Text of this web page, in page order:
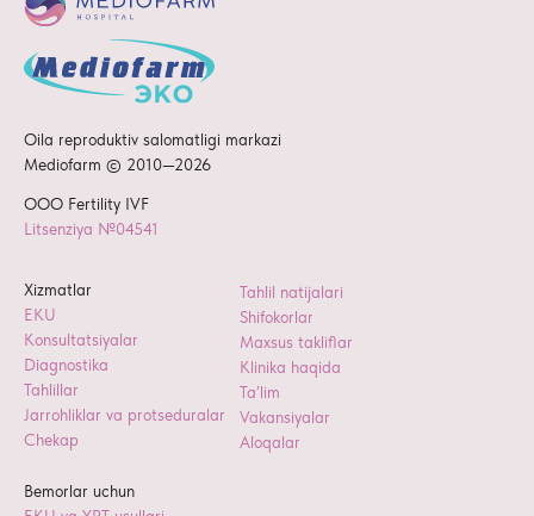
ООО Fertility IVF
Litsenziya №04541
Tahlil natijalari
Shifokorlar
Maxsus takliflar
Klinika haqida
Ta’lim
Vakansiyalar
Aloqalar
Bemorlar uchun
Xizmatlar
EKU
Konsultatsiyalar
Diagnostika
Tahlillar
Jarrohliklar va protseduralar
Chekap
Oila reproduktiv salomatligi markazi
Mediofarm © 2010—2026